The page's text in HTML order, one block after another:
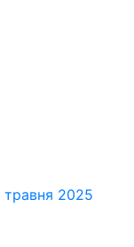
травня 2025